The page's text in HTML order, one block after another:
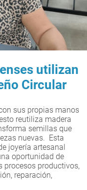
utilizan
Circular
sus propias manos
reutiliza madera
semillas que
nuevas. Esta
joyería artesanal
oportunidad de
procesos productivos,
reparación,